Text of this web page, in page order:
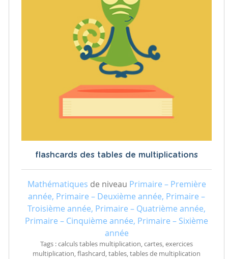
flashcards des tables de multiplications
Mathématiques de niveau Primaire – Première
année, Primaire – Deuxième année, Primaire –
Troisième année, Primaire – Quatrième année,
Primaire – Cinquième année, Primaire – Sixième
année
Tags : calculs tables multiplication, cartes, exercices
multiplication, flashcard, tables, tables de multiplication